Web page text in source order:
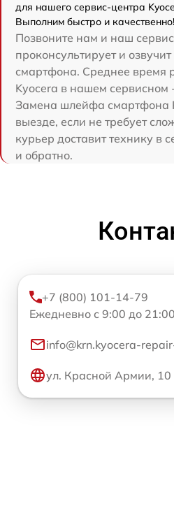
для нашего сервис-центра
Выполним быстро и качественно!
Позвоните нам и наш
проконсультирует и
смартфона. Среднее время
Kyocera в нашем сервисном
Замена шлейфа смартфона
выезде, если не требует
курьер доставит технику в
и обратно.
+7 (800) 101-14-79
Ежедневно с 9:00 до 21:00
info@krn.kyocera-
ул. Красной Армии, 10